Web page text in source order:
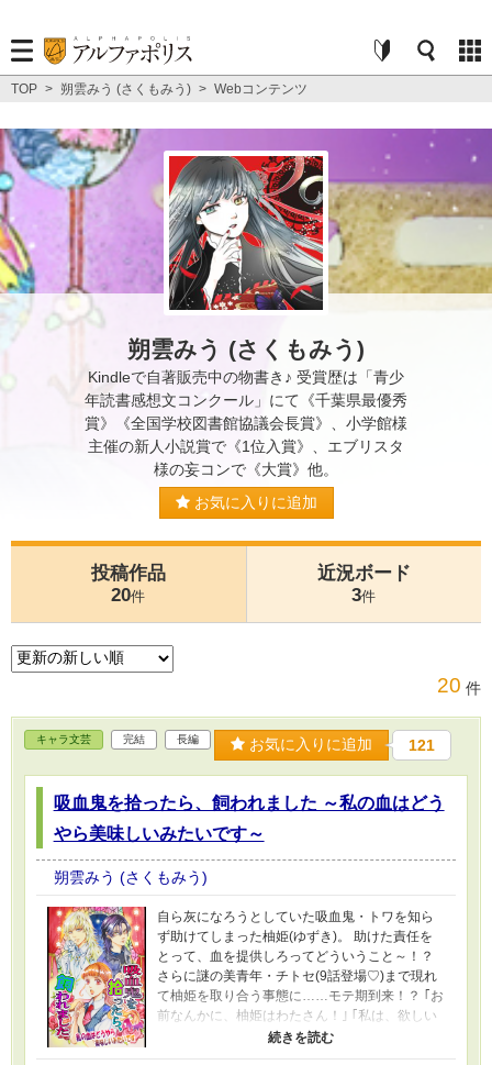
TOP > 朔雲みう (さくもみう) > Webコンテンツ
朔雲みう (さくもみう)
Kindleで自著販売中の物書き♪ 受賞歴は「青少
年読書感想文コンクール」にて《千葉県最優秀
賞》《全国学校図書館協議会長賞》、小学館様
主催の新人小説賞で《1位入賞》、エブリスタ
様の妄コンで《大賞》他。
お気に入りに追加
投稿作品
20件
近況ボード
3件
20 件
キャラ文芸 完結 長編 お気に入りに追加 121
吸血鬼を拾ったら、飼われました ～私の血はどう
やら美味しいみたいです～
朔雲みう (さくもみう)
自ら灰になろうとしていた吸血鬼・トワを知ら
ず助けてしまった柚姫(ゆずき)。 助けた責任を
とって、血を提供しろってどういうこと～！？
さらに謎の美青年・チトセ(9話登場♡)まで現れ
て柚姫を取り合う事態に……モテ期到来！？ ｢お
前なんかに、柚姫はわたさん！｣ ｢私は、欲しい
ものは必ず手に入れます」 トワもチトセさん